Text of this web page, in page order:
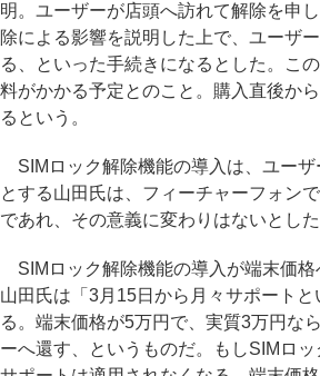
明。ユーザーが店頭へ訪れて解除を申
除による影響を説明した上で、ユーザ
る、といった手続きになるとした。こ
料がかかる予定とのこと。購入直後か
るという。
SIMロック解除機能の導入は、ユーザ
とする山田氏は、フィーチャーフォン
であれ、その意義に変わりはないとした
SIMロック解除機能の導入が端末価格
山田氏は「3月15日から月々サポート
る。端末価格が5万円で、実質3万円な
ーへ還す、というものだ。もしSIMロ